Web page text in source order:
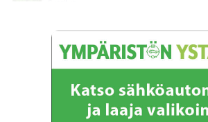
SUN Ilta
SUN Iltapäivä